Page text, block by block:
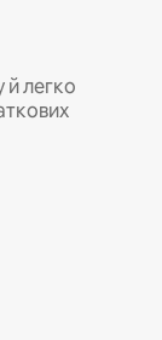
й легко